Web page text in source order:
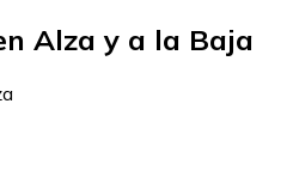
Alza y a la Baja